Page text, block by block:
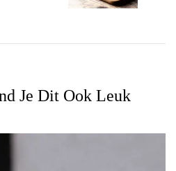
Je Dit Ook Leuk